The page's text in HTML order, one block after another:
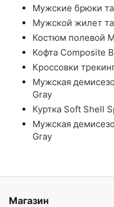
Мужские брюки
Мужской жилет
Костюм полевой
Кофта Composite
Кроссовки
Мужская
Gray
Куртка Soft Shell
Мужская
Gray
Магазин